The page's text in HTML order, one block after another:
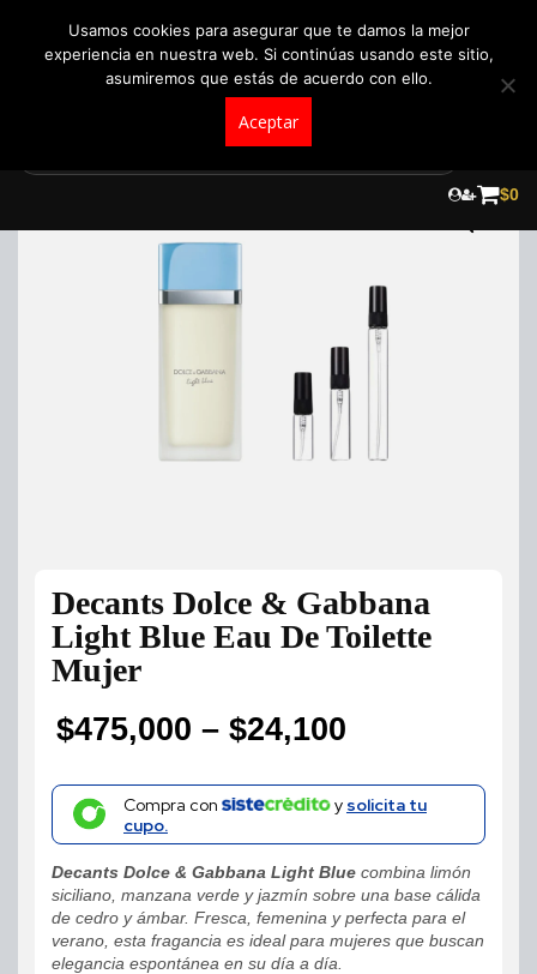
$0
Decants Dolce & Gabbana
Light Blue Eau De Toilette
Mujer
$24,100
–
$475,000
Price
range:
$24,100
through
$475,000
Compra con y solicita tu
cupo.
Decants Dolce & Gabbana Light Blue combina limón
siciliano, manzana verde y jazmín sobre una base cálida
de cedro y ámbar. Fresca, femenina y perfecta para el
verano, esta fragancia es ideal para mujeres que buscan
elegancia espontánea en su día a día.
Usamos cookies para asegurar que te damos la mejor
experiencia en nuestra web. Si continúas usando este sitio,
asumiremos que estás de acuerdo con ello.
Aceptar